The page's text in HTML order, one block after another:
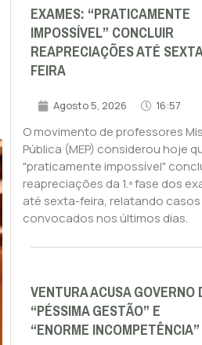
EXAMES: “PRATICAMENTE
IMPOSSÍVEL” CONCLUIR
REAPRECIAÇÕES ATÉ
FEIRA
Agosto 5, 2026 16:57
O movimento de professores
Pública (MEP) considerou hoje
"praticamente impossível"
reapreciações da 1.ª fase dos
até sexta-feira, relatando
convocados nos últimos dias.
VENTURA ACUSA GOVERNO
“PÉSSIMA GESTÃO” E
“ENORME INCOMPETÊNCIA”